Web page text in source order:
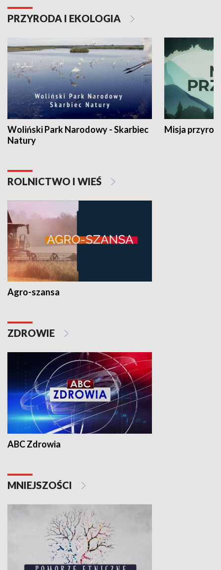
PRZYRODA I EKOLOGIA
Woliński Park Narodowy - Skarbiec
Natury
Misja
ROLNICTWO I WIEŚ
Agro-szansa
ZDROWIE
ABC Zdrowia
MNIEJSZOŚCI